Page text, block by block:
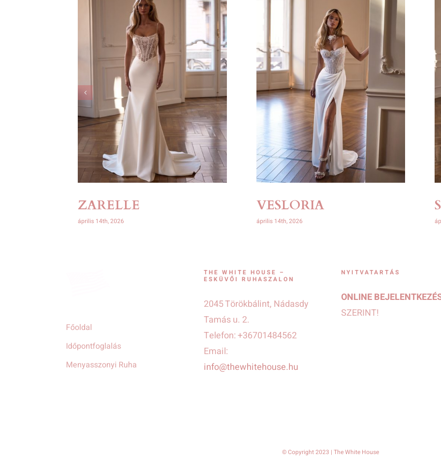
ZARELLE
április 14th, 2026
VESLORIA
április 14th, 2026
Főoldal
Időpontfoglalás
Menyasszonyi Ruha
THE WHITE HOUSE –
ESKÜVŐI RUHASZALON
2045 Törökbálint, Nádasdy
Tamás u. 2.
Telefon: +36701484562
Email:
info@thewhitehouse.hu
NYITVATARTÁS
ONLINE
SZERINT!
© Copyright 2023 | The White House